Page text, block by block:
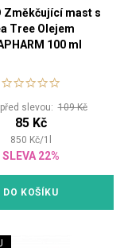
Změkčující mast s
Tree Olejem
100 ml
slevou:109 Kč
85 Kč
850 Kč/1
SLEVA 22%
DO KOŠÍKU